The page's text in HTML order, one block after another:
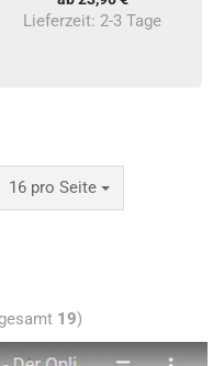
Lieferzeit: 2-3 Tage
16 pro Seite
19)